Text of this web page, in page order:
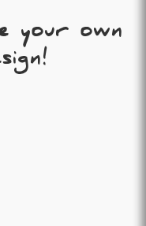
your own